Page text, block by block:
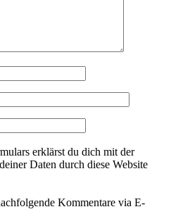
erklärst du dich mit der
Daten durch diese Website
Kommentare via E-